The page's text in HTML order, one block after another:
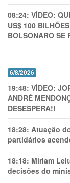
08:24: VÍDEO:
US$ 100
BOLSONARO SE
6/8/2026
19:48: VÍDEO:
ANDRÉ
DESESPERA!!
18:28: Atuação
partidários
18:18: Míriam
decisões do